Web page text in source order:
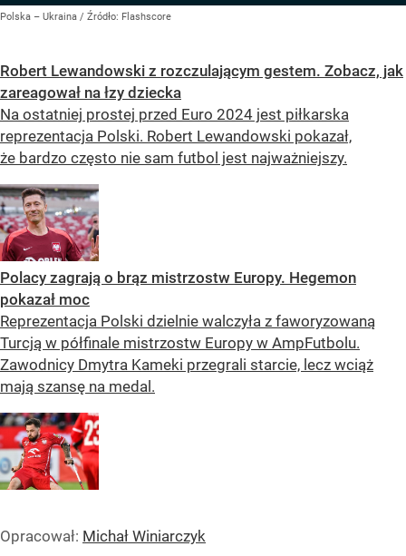
Polska – Ukraina / Źródło: Flashscore
Robert Lewandowski z rozczulającym gestem. Zobacz, jak
zareagował na łzy dziecka
Na ostatniej prostej przed Euro 2024 jest piłkarska
reprezentacja Polski. Robert Lewandowski pokazał,
że bardzo często nie sam futbol jest najważniejszy.
Polacy zagrają o brąz mistrzostw Europy. Hegemon
pokazał moc
Reprezentacja Polski dzielnie walczyła z faworyzowaną
Turcją w półfinale mistrzostw Europy w AmpFutbolu.
Zawodnicy Dmytra Kameki przegrali starcie, lecz wciąż
mają szansę na medal.
Opracował: Michał Winiarczyk